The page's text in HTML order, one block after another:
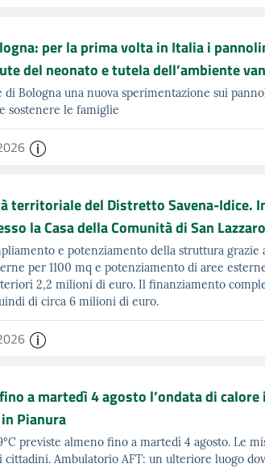
per la prima volta in Italia i
del neonato e tutela dell’ambiente
di Bologna una nuova sperimentazione sui
sostenere le famiglie
territoriale del Distretto Savena-Idice.
la Casa della Comunità di San
e potenziamento della struttura grazie
per 1100 mq e potenziamento di aree
2,2 milioni di euro. Il finanziamento
di circa 6 milioni di euro.
a martedì 4 agosto l’ondata di
Pianura
previste almeno fino a martedì 4 agosto. Le
Ambulatorio AFT: un ulteriore luogo